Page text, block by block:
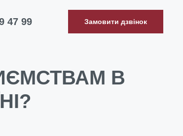
47 99 Замовити дзвінок
В